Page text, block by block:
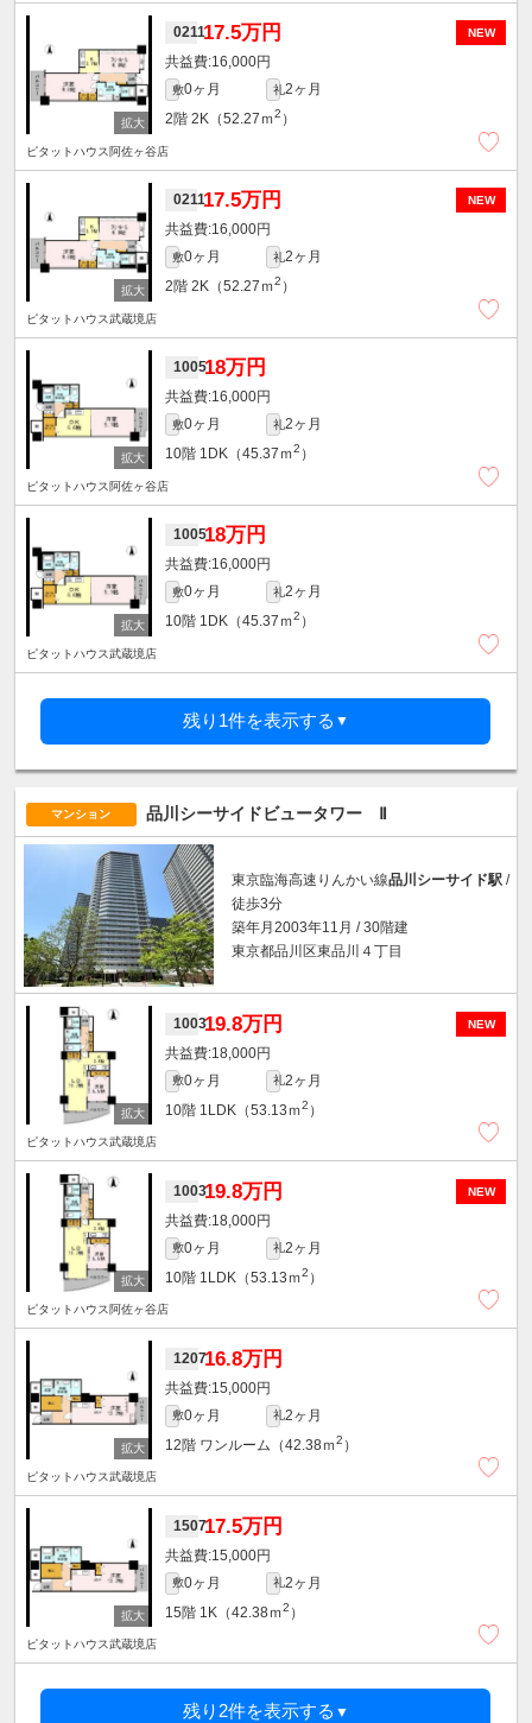
NEW
021117.5万円
16,000円
敷0ヶ月 礼2ヶ月
2階 2K（52.27ｍ2 ）
ピタットハウス阿佐ヶ谷店
NEW
021117.5万円
16,000円
敷0ヶ月 礼2ヶ月
2階 2K（52.27ｍ2 ）
ピタットハウス武蔵境店
100518万円
16,000円
敷0ヶ月 礼2ヶ月
10階 1DK（45.37ｍ2 ）
ピタットハウス阿佐ヶ谷店
100518万円
16,000円
敷0ヶ月 礼2ヶ月
10階 1DK（45.37ｍ2 ）
ピタットハウス武蔵境店
残り1件を表示する ▼
マンション 品川シーサイドビュータワー Ⅱ
東京臨海高速りんかい線品川シーサイド駅 /
徒歩3分
築年月2003年11月 / 30階建
東京都品川区東品川４丁目
NEW
100319.8万円
18,000円
敷0ヶ月 礼2ヶ月
10階 1LDK（53.13ｍ2 ）
ピタットハウス武蔵境店
NEW
100319.8万円
18,000円
敷0ヶ月 礼2ヶ月
10階 1LDK（53.13ｍ2 ）
ピタットハウス阿佐ヶ谷店
120716.8万円
15,000円
敷0ヶ月 礼2ヶ月
12階 ワンルーム（42.38ｍ2 ）
ピタットハウス武蔵境店
150717.5万円
15,000円
敷0ヶ月 礼2ヶ月
15階 1K（42.38ｍ2 ）
ピタットハウス武蔵境店
残り2件を表示する ▼